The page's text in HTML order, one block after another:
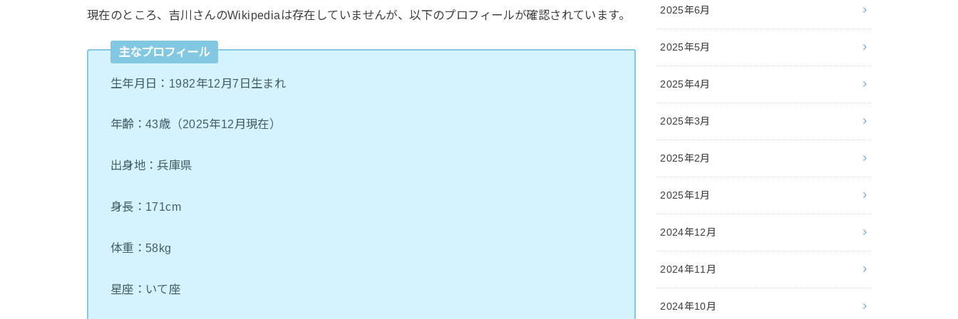
現在のところ、吉川さんのWikipediaは存在していませんが、以下のプロフィールが確認されています。
主なプロフィール
生年月日：1982年12月7日生まれ
年齢：43歳（2025年12月現在）
出身地：兵庫県
身長：171cm
体重：58kg
星座：いて座
2025年6月
2025年5月
2025年4月
2025年3月
2025年2月
2025年1月
2024年12月
2024年11月
2024年10月